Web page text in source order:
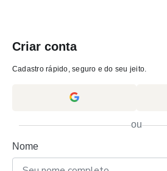
Criar conta
Cadastro rápido, seguro e do seu jeito.
ou
Nome